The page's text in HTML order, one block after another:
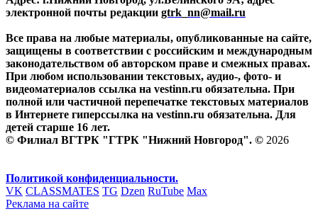
электронной почты редакции gtrk_nn@mail.ru
Все права на любые материалы, опубликованные на сайте,
защищены в соответствии с российским и международным
законодательством об авторском праве и смежных правах.
При любом использовании текстовых, аудио-, фото- и
видеоматериалов ссылка на vestinn.ru обязательна. При
полной или частичной перепечатке текстовых материалов
в Интернете гиперссылка на vestinn.ru обязательна. Для
детей старше 16 лет.
© Филиал ВГТРК "ГТРК "Нижний Новгород". © 2026
Политикой конфиденциальности.
VK CLASSMATES TG Dzen RuTube Max
Реклама на сайте